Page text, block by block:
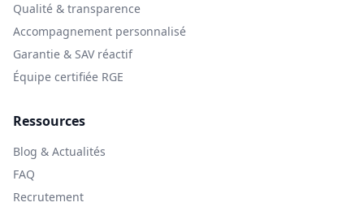
Qualité & transparence
Accompagnement personnalisé
Garantie & SAV réactif
Équipe certifiée RGE
Ressources
Blog & Actualités
FAQ
Recrutement